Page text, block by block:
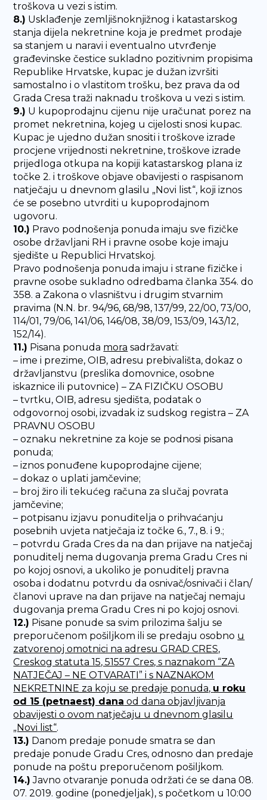
troškova u vezi s istim.
8.) Usklađenje zemljišnoknjižnog i katastarskog
stanja dijela nekretnine koja je predmet prodaje
sa stanjem u naravi i eventualno utvrđenje
građevinske čestice sukladno pozitivnim propisima
Republike Hrvatske, kupac je dužan izvršiti
samostalno i o vlastitom trošku, bez prava da od
Grada Cresa traži naknadu troškova u vezi s istim.
9.) U kupoprodajnu cijenu nije uračunat porez na
promet nekretnina, kojeg u cijelosti snosi kupac.
Kupac je ujedno dužan snositi i troškove izrade
procjene vrijednosti nekretnine, troškove izrade
prijedloga otkupa na kopiji katastarskog plana iz
točke 2. i troškove objave obavijesti o raspisanom
natječaju u dnevnom glasilu „Novi list“, koji iznos
će se posebno utvrditi u kupoprodajnom
ugovoru.
10.) Pravo podnošenja ponuda imaju sve fizičke
osobe državljani RH i pravne osobe koje imaju
sjedište u Republici Hrvatskoj.
Pravo podnošenja ponuda imaju i strane fizičke i
pravne osobe sukladno odredbama članka 354. do
358. a Zakona o vlasništvu i drugim stvarnim
pravima (N.N. br. 94/96, 68/98, 137/99, 22/00, 73/00,
114/01, 79/06, 141/06, 146/08, 38/09, 153/09, 143/12,
152/14).
11.) Pisana ponuda mora sadržavati:
– ime i prezime, OIB, adresu prebivališta, dokaz o
državljanstvu (preslika domovnice, osobne
iskaznice ili putovnice) – ZA FIZIČKU OSOBU
– tvrtku, OIB, adresu sjedišta, podatak o
odgovornoj osobi, izvadak iz sudskog registra – ZA
PRAVNU OSOBU
– oznaku nekretnine za koje se podnosi pisana
ponuda;
– iznos ponuđene kupoprodajne cijene;
– dokaz o uplati jamčevine;
– broj žiro ili tekućeg računa za slučaj povrata
jamčevine;
– potpisanu izjavu ponuditelja o prihvaćanju
posebnih uvjeta natječaja iz točke 6., 7., 8. i 9.;
– potvrdu Grada Cres da na dan prijave na natječaj
ponuditelj nema dugovanja prema Gradu Cres ni
po kojoj osnovi, a ukoliko je ponuditelj pravna
osoba i dodatnu potvrdu da osnivač/osnivači i član/
članovi uprave na dan prijave na natječaj nemaju
dugovanja prema Gradu Cres ni po kojoj osnovi.
12.) Pisane ponude sa svim prilozima šalju se
preporučenom pošiljkom ili se predaju osobno u
zatvorenoj omotnici na adresu GRAD CRES,
Creskog statuta 15, 51557 Cres, s naznakom “ZA
NATJEČAJ – NE OTVARATI” i s NAZNAKOM
NEKRETNINE za koju se predaje ponuda, u roku
od 15 (petnaest) dana od dana objavljivanja
obavijesti o ovom natječaju u dnevnom glasilu
„Novi list“.
13.) Danom predaje ponude smatra se dan
predaje ponude Gradu Cres, odnosno dan predaje
ponude na poštu preporučenom pošiljkom.
14.) Javno otvaranje ponuda održati će se dana 08.
07. 2019. godine (ponedjeljak), s početkom u 10:00